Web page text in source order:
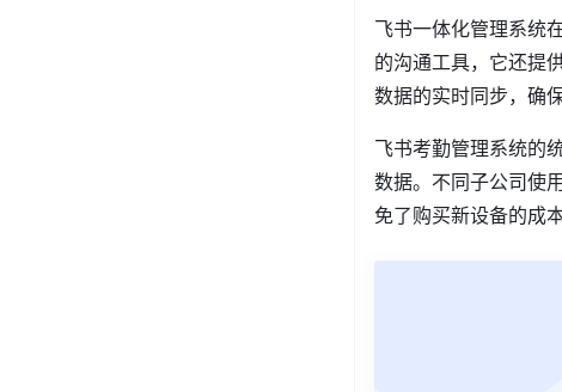
飞书一体化管理系统
的沟通工具，它还提
数据的实时同步，确
飞书考勤管理系统的
数据。不同子公司使
免了购买新设备的成